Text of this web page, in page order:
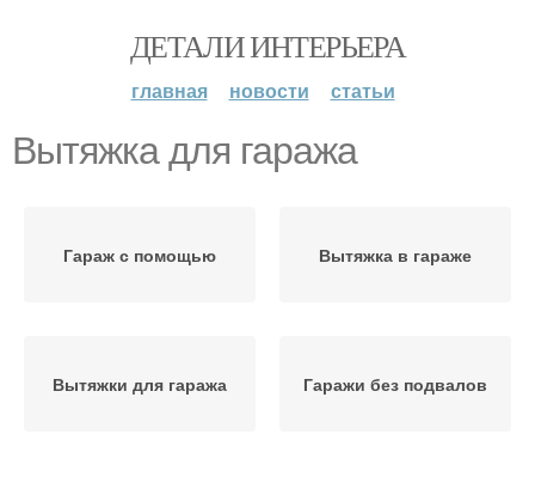
ДЕТАЛИ ИНТЕРЬЕРА
главная новости статьи
Вытяжка для гаража
Гараж с помощью Вытяжка в гараже
Вытяжки для гаража Гаражи без подвалов